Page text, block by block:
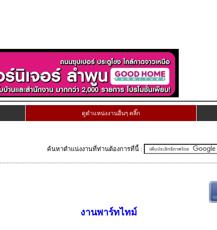
ดูตำแหน่งงานอื่นๆ คลิ๊ก
ค้นหาตำแน่งงานที่ท่านต้องการที่นี้ :
งานพาร์ทไทม์